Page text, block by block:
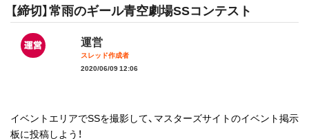
【締切】常雨のギール青空劇場SSコンテスト
運営
スレッド作成者
2020/06/09 12:06
イベントエリアでSSを撮影して、マスターズサイトのイベント掲示
板に投稿しよう！